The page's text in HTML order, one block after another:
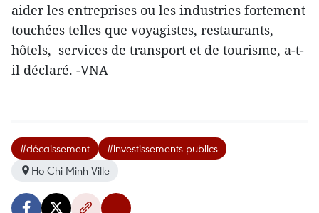
aider les entreprises ou les industries fortement
touchées telles que voyagistes, restaurants,
hôtels, services de transport et de tourisme, a-t-
il déclaré. -VNA
#décaissement
#investissements publics
Ho Chi Minh-Ville